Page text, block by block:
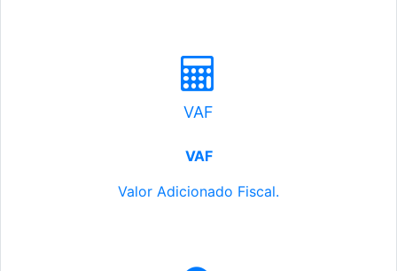
VAF
VAF
Valor Adicionado Fiscal.